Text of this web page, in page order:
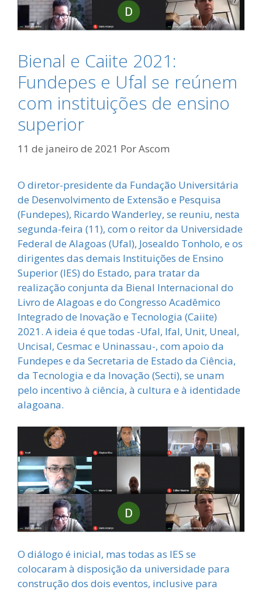
Bienal e Caiite 2021:
Fundepes e Ufal se reúnem
com instituições de ensino
superior
11 de janeiro de 2021 PorAscom
O diretor-presidente da Fundação Universitária
de Desenvolvimento de Extensão e Pesquisa
(Fundepes), Ricardo Wanderley, se reuniu, nesta
segunda-feira (11), com o reitor da Universidade
Federal de Alagoas (Ufal), Josealdo Tonholo, e os
dirigentes das demais Instituições de Ensino
Superior (IES) do Estado, para tratar da
realização conjunta da Bienal Internacional do
Livro de Alagoas e do Congresso Acadêmico
Integrado de Inovação e Tecnologia (Caiite)
2021. A ideia é que todas -Ufal, Ifal, Unit, Uneal,
Uncisal, Cesmac e Uninassau-, com apoio da
Fundepes e da Secretaria de Estado da Ciência,
da Tecnologia e da Inovação (Secti), se unam
pelo incentivo à ciência, à cultura e à identidade
alagoana.
O diálogo é inicial, mas todas as IES se
colocaram à disposição da universidade para
construção dos dois eventos, inclusive para